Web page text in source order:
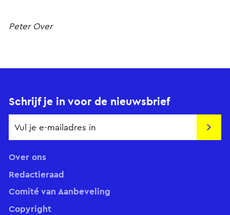
Peter Over
Schrijf je in voor de nieuwsbrief
Over ons
Redactieraad
Comité van Aanbeveling
Copyright